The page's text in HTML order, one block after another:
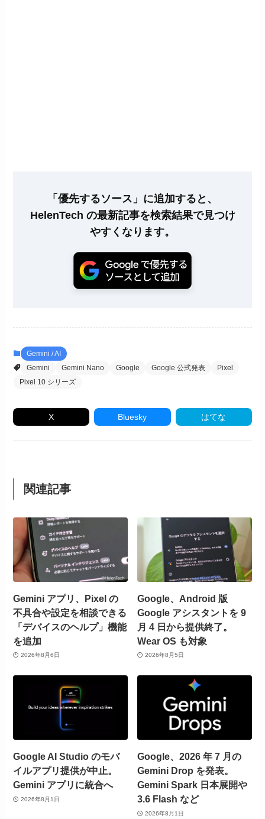
「優先するソース」に追加すると、
HelenTech の最新記事を検索結果で見つけ
やすくなります。
Gemini / AI
Gemini
Gemini Nano Google Google 公式発表
Pixel
Pixel 10 シリーズ
X Bluesky はてな
関連記事
Gemini アプリ、Pixel の
不具合や設定を相談できる
「デバイスのヘルプ」機能
を追加
2026年8月6日
Google、Android 版
Google アシスタントを 9
月 4 日から提供終了。
Wear OS も対象
2026年8月5日
Google AI Studio のモバ
イルアプリ提供が中止。
Gemini アプリに統合へ
2026年8月1日
Google、2026 年 7 月の
Gemini Drop を発表。
Gemini Spark 日本展開や
3.6 Flash など
2026年8月1日